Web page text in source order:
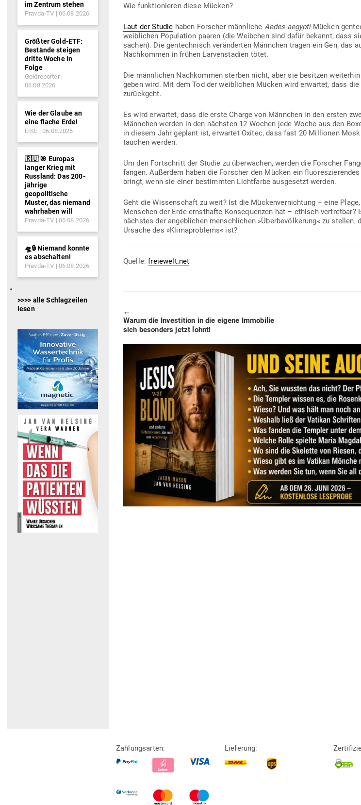
Wie funk­tio­nieren diese Mücken?
Laut der Studie haben For­scher männ­liche Aedes aegypti-Mücken
weib­lichen Popu­lation paaren (die Weibchen sind dafür bekannt, dass
sachen). Die gen­tech­nisch ver­än­derten Männchen tragen ein Gen, das
Nach­kommen in frühen Lar­ven­stadien tötet.
Die männ­lichen Nach­kommen sterben nicht, aber sie besitzen
geben wird. Mit dem Tod der weib­lichen Mücken wird erwartet, dass
zurückgeht.
Es wird erwartet, dass die erste Charge von Männchen in den ersten
Männchen werden in den nächsten 12 Wochen jede Woche aus den
in diesem Jahr geplant ist, erwartet Oxitec, dass fast 20 Mil­lionen
tauchen werden.
Um den Fort­schritt der Studie zu über­wachen, werden die For­scher
fangen. Außerdem haben die For­scher den Mücken ein
bringt, wenn sie einer bestimmten Licht­farbe aus­ge­setzt werden.
Geht die Wis­sen­schaft zu weit? Ist die Mücken­ver­nichtung – eine
Men­schen der Erde ernst­hafte Kon­se­quenzen hat – ethisch
nächstes der angeb­lichen mensch­lichen »Über­be­völ­kerung« zu
Ursache des »Kli­ma­pro­blems« ist?
Quelle:freiewelt.net
🠔
Previous
post:
Warum die Inves­tition in die eigene Immo­bilie
sich besonders jetzt lohnt!
im Zentrum stehen
Pravda-TV 06.08.2026
Größter Gold-ETF:
Bestände steigen
dritte Woche in
Folge
Goldreporter
06.08.2026
Wie der Glaube an
eine flache Erde!
EIKE 06.08.2026
🇷🇺 🎯 Europas
langer Krieg mit
Russland: Das 200-
jährige
geopolitische
Muster, das niemand
wahrhaben will
Pravda-TV 06.08.2026
🛸🔒 Niemand konnte
es abschalten!
Pravda-TV 06.08.2026
>>>> alle Schlagzeilen
lesen
Zahlungsarten: Lieferung: